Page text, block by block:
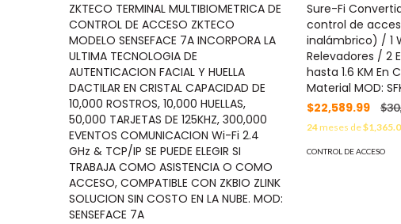
ZKTECO TERMINAL MULTIBIOMETRICA DE
CONTROL DE ACCESO ZKTECO
MODELO SENSEFACE 7A INCORPORA LA
ULTIMA TECNOLOGIA DE
AUTENTICACION FACIAL Y HUELLA
DACTILAR EN CRISTAL CAPACIDAD DE
10,000 ROSTROS, 10,000 HUELLAS,
50,000 TARJETAS DE 125KHZ, 300,000
EVENTOS COMUNICACION Wi-Fi 2.4
GHz & TCP/IP SE PUEDE ELEGIR SI
TRABAJA COMO ASISTENCIA O COMO
ACCESO, COMPATIBLE CON ZKBIO ZLINK
SOLUCION SIN COSTO EN LA NUBE. MOD:
SENSEFACE 7A
Sure-Fi
control de
inalámbrico) / 1
Relevadores / 2
hasta 1.6 KM En
Material MOD:
$22,589.99
24meses de
CONTROL DE ACCESO